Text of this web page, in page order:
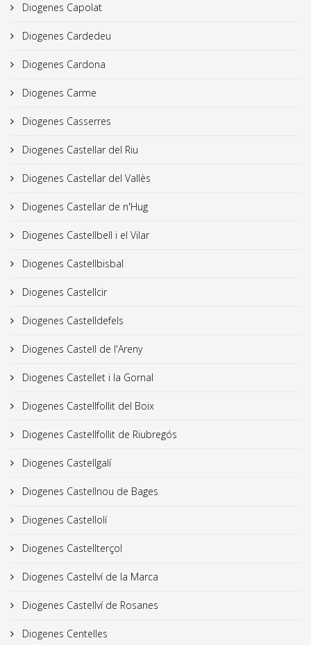
Diogenes Capolat
Diogenes Cardedeu
Diogenes Cardona
Diogenes Carme
Diogenes Casserres
Diogenes Castellar del Riu
Diogenes Castellar del Vallès
Diogenes Castellar de n'Hug
Diogenes Castellbell i el Vilar
Diogenes Castellbisbal
Diogenes Castellcir
Diogenes Castelldefels
Diogenes Castell de l'Areny
Diogenes Castellet i la Gornal
Diogenes Castellfollit del Boix
Diogenes Castellfollit de Riubregós
Diogenes Castellgalí
Diogenes Castellnou de Bages
Diogenes Castellolí
Diogenes Castellterçol
Diogenes Castellví de la Marca
Diogenes Castellví de Rosanes
Diogenes Centelles